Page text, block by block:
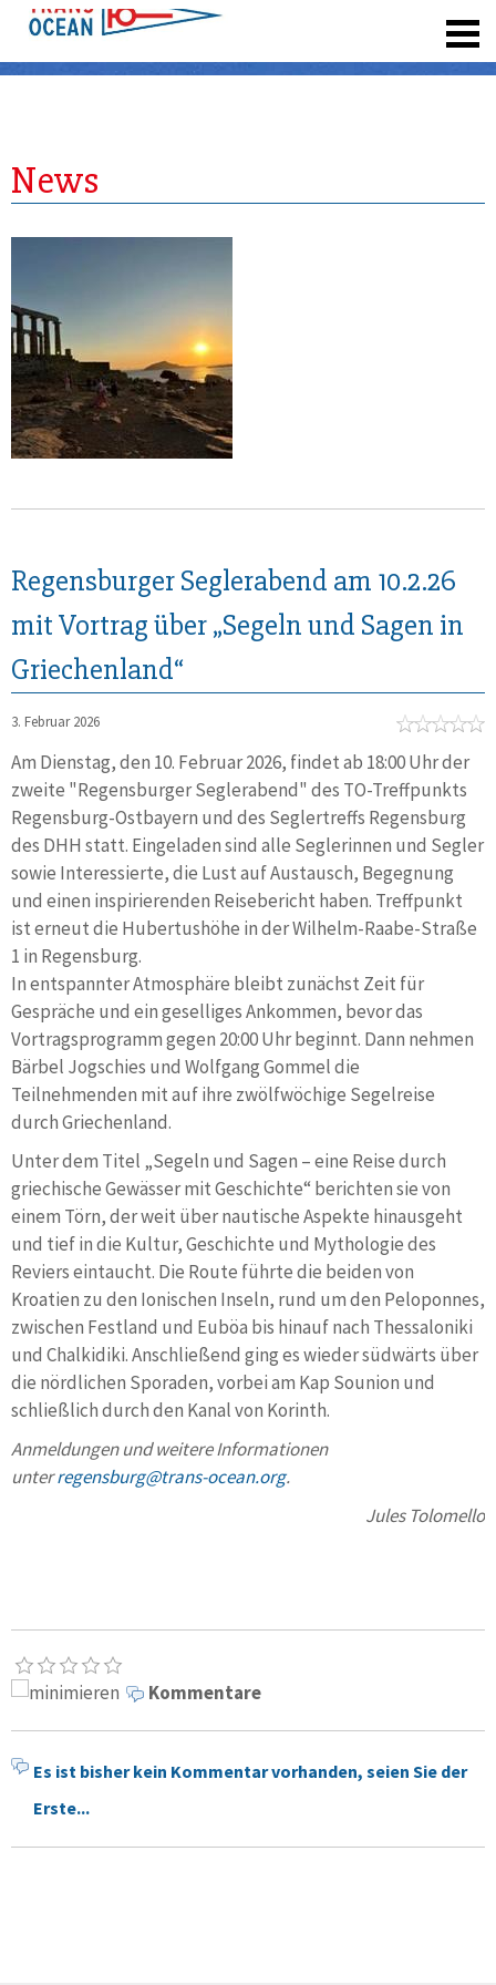
News
Regensburger Seglerabend am 10.2.26
mit Vortrag über „Segeln und Sagen in
Griechenland“
3. Februar 2026
Am Dienstag, den 10. Februar 2026, findet ab 18:00 Uhr der
zweite "Regensburger Seglerabend" des TO-Treffpunkts
Regensburg-Ostbayern und des Seglertreffs Regensburg
des DHH statt. Eingeladen sind alle Seglerinnen und Segler
sowie Interessierte, die Lust auf Austausch, Begegnung
und einen inspirierenden Reisebericht haben. Treffpunkt
ist erneut die Hubertushöhe in der Wilhelm-Raabe-Straße
1 in Regensburg.
In entspannter Atmosphäre bleibt zunächst Zeit für
Gespräche und ein geselliges Ankommen, bevor das
Vortragsprogramm gegen 20:00 Uhr beginnt. Dann nehmen
Bärbel Jogschies und Wolfgang Gommel die
Teilnehmenden mit auf ihre zwölfwöchige Segelreise
durch Griechenland.
Unter dem Titel „Segeln und Sagen – eine Reise durch
griechische Gewässer mit Geschichte“ berichten sie von
einem Törn, der weit über nautische Aspekte hinausgeht
und tief in die Kultur, Geschichte und Mythologie des
Reviers eintaucht. Die Route führte die beiden von
Kroatien zu den Ionischen Inseln, rund um den Peloponnes,
zwischen Festland und Euböa bis hinauf nach Thessaloniki
und Chalkidiki. Anschließend ging es wieder südwärts über
die nördlichen Sporaden, vorbei am Kap Sounion und
schließlich durch den Kanal von Korinth.
Anmeldungen und weitere Informationen
unterregensburg@trans-ocean.org.
Jules Tolomello
Kommentare
Es ist bisher kein Kommentar vorhanden, seien Sie der
Erste...